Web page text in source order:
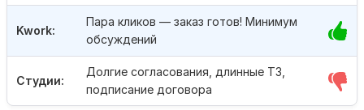
Студии:
Долгие согласования, длинные ТЗ,
подписание договора
Kwork:
Пара кликов — заказ готов! Минимум
обсуждений